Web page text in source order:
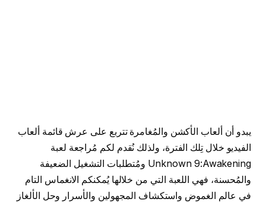
يبدو أن ألعاب الأكشن والمُغامرة تتربع على عرش قائمة ألعاب
الفيديو خلال تِلك الفترة، ولذلك نُقدم لكم مُراجعة لعبة
Unknown 9:Awakening ومُتطلبات التشغيل الضعيفة
والمُحسنة، فهي اللعبة التي من خلالها يُمكنكم الانغماس التام
في عالم الغموض واستكشاف المجهولين والأسرار وحل الألغاز